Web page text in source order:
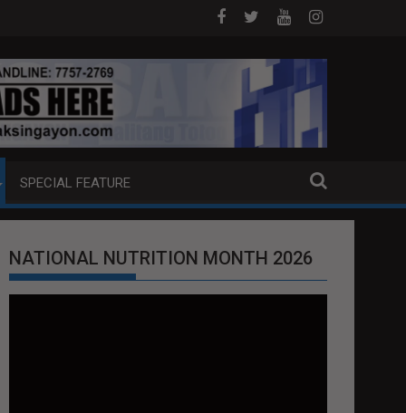
ANG EXTRADITION REQUEST NG U.S. LABAN KAY QUIBOLOY
MAHIGIT P21-M HALAGANG SMUGGLED
SPECIAL FEATURE
NATIONAL NUTRITION MONTH 2026